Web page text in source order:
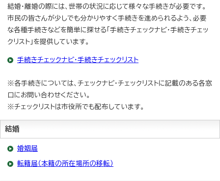
結婚・離婚の際には、世帯の状況に応じて様々な手続きが必要です。
市民の皆さんが少しでも分かりやすく手続きを進められるよう、必要
な各種手続きなどを簡単に探せる「手続きチェックナビ・手続きチェッ
クリスト」を提供しています。
手続きチェックナビ・手続きチェックリスト
※各手続きについては、チェックナビ・チェックリストに記載のある各窓
口にお問い合わせください。
※チェックリストは市役所でも配布しています。
結婚
婚姻届
転籍届（本籍の所在場所の移転）